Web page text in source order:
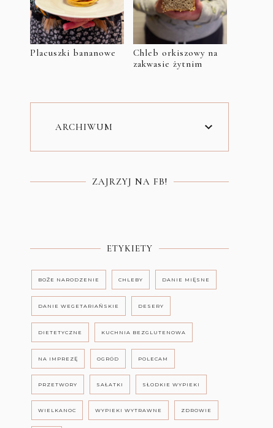
Placuszki bananowe
Chleb orkiszowy na
zakwasie żytnim
ARCHIWUM
ZAJRZYJ NA FB!
ETYKIETY
BOŻE NARODZENIE CHLEBY DANIE MIĘSNE
DANIE WEGETARIAŃSKIE DESERY
DIETETYCZNE KUCHNIA BEZGLUTENOWA
NA IMPREZĘ OGRÓD POLECAM
PRZETWORY SAŁATKI SŁODKIE WYPIEKI
WIELKANOC WYPIEKI WYTRAWNE ZDROWIE